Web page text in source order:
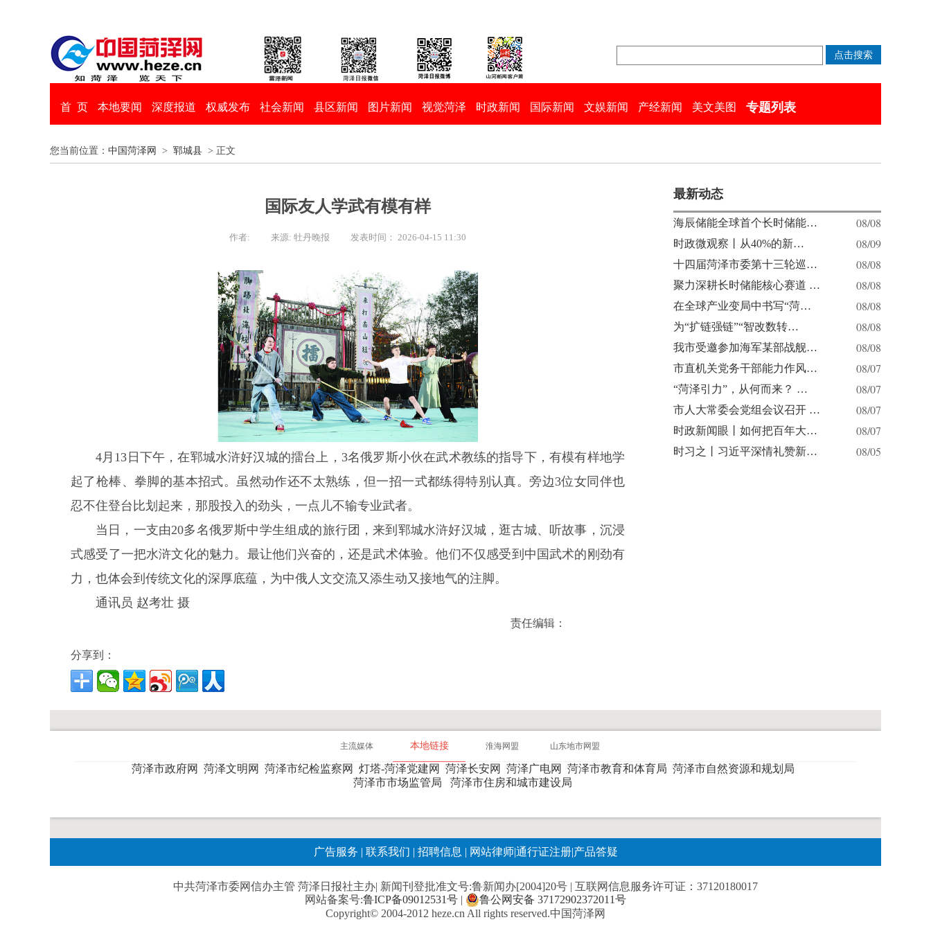
首 页 本地要闻 深度报道 权威发布 社会新闻 县区新闻 图片新闻 视觉菏泽 时政新闻 国际新闻 文娱新闻 产经新闻 美文美图 专题列表
您当前位置： 中国菏泽网 > 郓城县 > 正文
国际友人学武有模有样
作者: 来源: 牡丹晚报 发表时间： 2026-04-15 11:30
4月13日下午，在郓城水浒好汉城的擂台上，3名俄罗斯小伙在武术教练的指导下，有模有样地学
起了枪棒、拳脚的基本招式。虽然动作还不太熟练，但一招一式都练得特别认真。旁边3位女同伴也
忍不住登台比划起来，那股投入的劲头，一点儿不输专业武者。
当日，一支由20多名俄罗斯中学生组成的旅行团，来到郓城水浒好汉城，逛古城、听故事，沉浸
式感受了一把水浒文化的魅力。最让他们兴奋的，还是武术体验。他们不仅感受到中国武术的刚劲有
力，也体会到传统文化的深厚底蕴，为中俄人文交流又添生动又接地气的注脚。
通讯员 赵考壮 摄
责任编辑：
分享到：
最新动态
海辰储能全球首个长时储能… 08/08
时政微观察丨从40%的新… 08/09
十四届菏泽市委第十三轮巡… 08/08
聚力深耕长时储能核心赛道 … 08/08
在全球产业变局中书写“菏… 08/08
为“扩链强链”“智改数转… 08/08
我市受邀参加海军某部战舰… 08/08
市直机关党务干部能力作风… 08/07
“菏泽引力”，从何而来？ … 08/07
市人大常委会党组会议召开 … 08/07
时政新闻眼丨如何把百年大… 08/07
时习之丨习近平深情礼赞新… 08/05
主流媒体 本地链接 淮海网盟 山东地市网盟
菏泽市政府网 菏泽文明网 菏泽市纪检监察网 灯塔-菏泽党建网 菏泽长安网 菏泽广电网 菏泽市教育和体育局 菏泽市自然资源和规划局
菏泽市市场监管局
菏泽市住房和城市建设局
广告服务 | 联系我们 | 招聘信息 | 网站律师|通行证注册|产品答疑
中共菏泽市委网信办主管 菏泽日报社主办| 新闻刊登批准文号:鲁新闻办[2004]20号 | 互联网信息服务许可证：37120180017
网站备案号:鲁ICP备09012531号 |
鲁公网安备 37172902372011号
Copyright© 2004-2012 heze.cn All rights reserved.中国菏泽网